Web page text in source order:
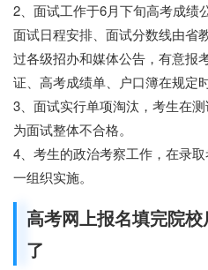
2、面试工作于6月下旬高考成绩
面试日程安排、面试分数线由省
过各级招办和媒体公告，有意报
证、高考成绩单、户口簿在规定
3、面试实行单项淘汰，考生在
为面试整体不合格。
4、考生的政治考察工作，在录
一组织实施。
高考网上报名填完院
了